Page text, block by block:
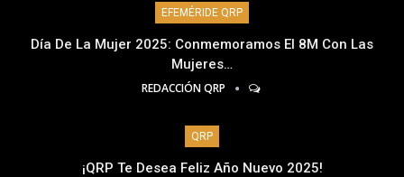
EFEMÉRIDE QRP
Día De La Mujer 2025: Conmemoramos El 8M Con Las
Mujeres…
REDACCIÓN QRP
QRP
¡QRP Te Desea Feliz Año Nuevo 2025!